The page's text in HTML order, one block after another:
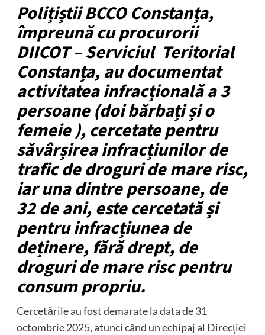
Polițiștii BCCO Constanța,
împreună cu procurorii
DIICOT – Serviciul Teritorial
Constanța, au documentat
activitatea infracțională a 3
persoane (doi bărbați și o
femeie ), cercetate pentru
săvârșirea infracțiunilor de
trafic de droguri de mare risc,
iar una dintre persoane, de
32 de ani, este cercetată și
pentru infracțiunea de
deținere, fără drept, de
droguri de mare risc pentru
consum propriu.
Cercetările au fost demarate la data de 31
octombrie 2025, atunci când un echipaj al Direcției